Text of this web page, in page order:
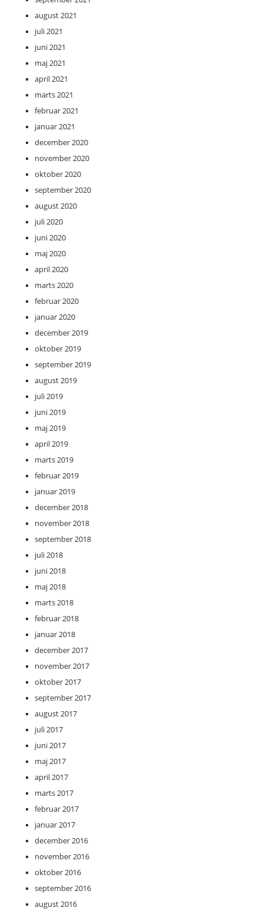
august 2021
juli 2021
juni 2021
maj 2021
april 2021
marts 2021
februar 2021
januar 2021
december 2020
november 2020
oktober 2020
september 2020
august 2020
juli 2020
juni 2020
maj 2020
april 2020
marts 2020
februar 2020
januar 2020
december 2019
oktober 2019
september 2019
august 2019
juli 2019
juni 2019
maj 2019
april 2019
marts 2019
februar 2019
januar 2019
december 2018
november 2018
september 2018
juli 2018
juni 2018
maj 2018
marts 2018
februar 2018
januar 2018
december 2017
november 2017
oktober 2017
september 2017
august 2017
juli 2017
juni 2017
maj 2017
april 2017
marts 2017
februar 2017
januar 2017
december 2016
november 2016
oktober 2016
september 2016
august 2016